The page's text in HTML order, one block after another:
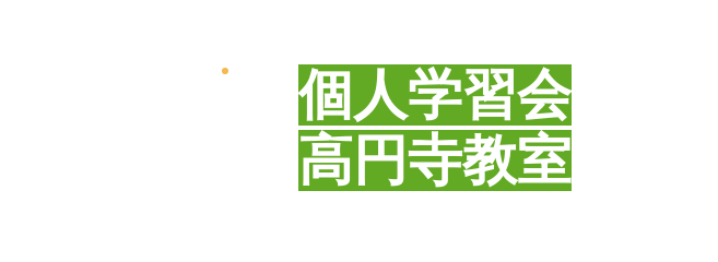
個人学習会
​高円寺教室